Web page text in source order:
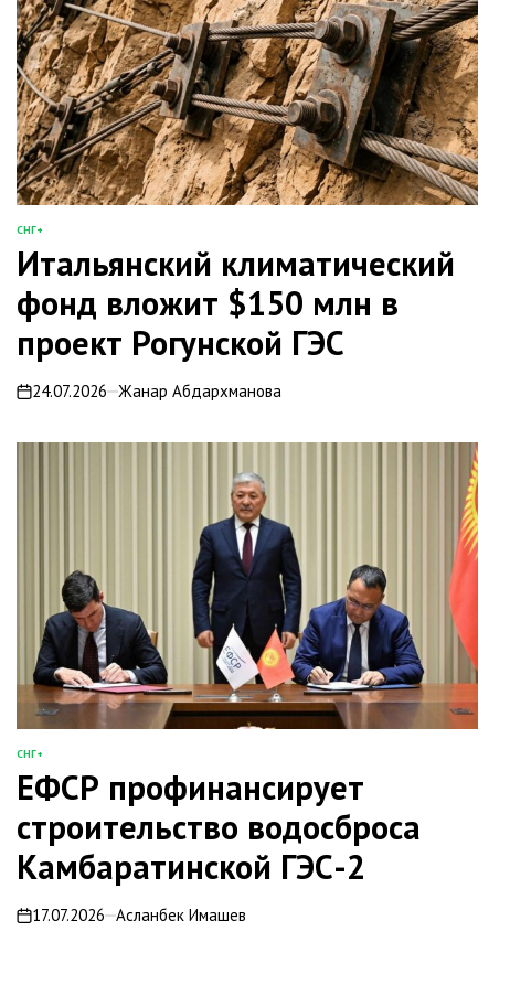
ОПУБЛИКОВАНО
В
СНГ+
Итальянский климатический
фонд вложит $150 млн в
проект Рогунской ГЭС
on24.07.2026 Жанар Абдархманова
ОПУБЛИКОВАНО
В
СНГ+
ЕФСР профинансирует
строительство водосброса
Камбаратинской ГЭС-2
on17.07.2026 Асланбек Имашев